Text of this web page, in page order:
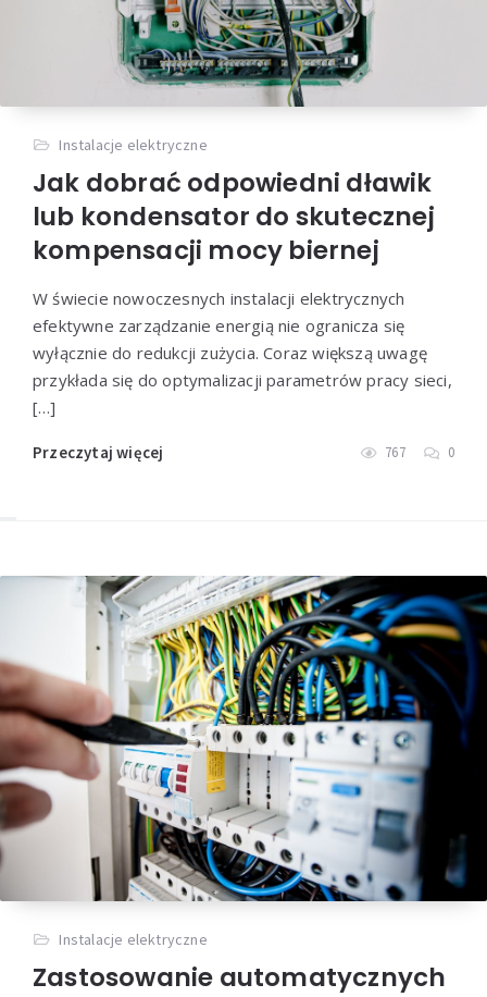
Instalacje elektryczne
Jak dobrać odpowiedni dławik
lub kondensator do skutecznej
kompensacji mocy biernej
W świecie nowoczesnych instalacji elektrycznych
efektywne zarządzanie energią nie ogranicza się
wyłącznie do redukcji zużycia. Coraz większą uwagę
przykłada się do optymalizacji parametrów pracy sieci,
[…]
Przeczytaj więcej 767 0
Instalacje elektryczne
Zastosowanie automatycznych